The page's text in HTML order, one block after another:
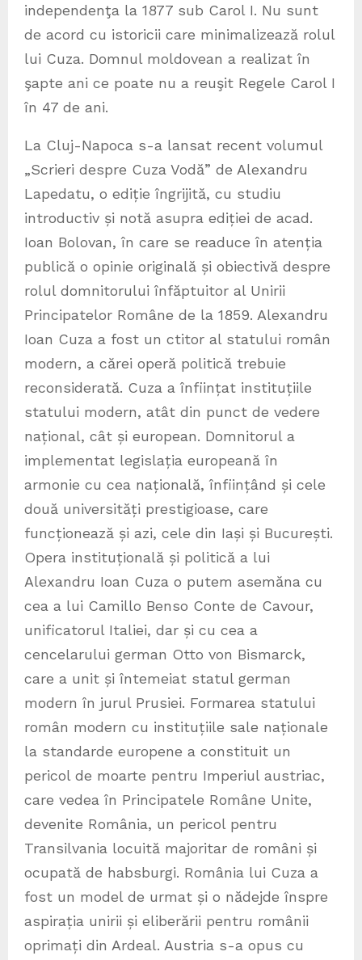
independenţa la 1877 sub Carol I. Nu sunt
de acord cu istoricii care minimalizează rolul
lui Cuza. Domnul moldovean a realizat în
şapte ani ce poate nu a reuşit Regele Carol I
în 47 de ani.
La Cluj-Napoca s-a lansat recent volumul
„Scrieri despre Cuza Vodă” de Alexandru
Lapedatu, o ediție îngrijită, cu studiu
introductiv și notă asupra ediției de acad.
Ioan Bolovan, în care se readuce în atenția
publică o opinie originală și obiectivă despre
rolul domnitorului înfăptuitor al Unirii
Principatelor Române de la 1859. Alexandru
Ioan Cuza a fost un ctitor al statului român
modern, a cărei operă politică trebuie
reconsiderată. Cuza a înființat instituțiile
statului modern, atât din punct de vedere
național, cât și european. Domnitorul a
implementat legislația europeană în
armonie cu cea națională, înființând și cele
două universități prestigioase, care
funcționează și azi, cele din Iași și București.
Opera instituțională și politică a lui
Alexandru Ioan Cuza o putem asemăna cu
cea a lui Camillo Benso Conte de Cavour,
unificatorul Italiei, dar și cu cea a
cencelarului german Otto von Bismarck,
care a unit și întemeiat statul german
modern în jurul Prusiei. Formarea statului
român modern cu instituțiile sale naționale
la standarde europene a constituit un
pericol de moarte pentru Imperiul austriac,
care vedea în Principatele Române Unite,
devenite România, un pericol pentru
Transilvania locuită majoritar de români și
ocupată de habsburgi. România lui Cuza a
fost un model de urmat și o nădejde înspre
aspirația unirii și eliberării pentru românii
oprimați din Ardeal. Austria s-a opus cu